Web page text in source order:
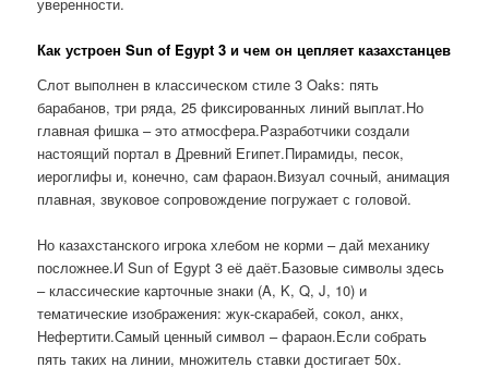
Как устроен Sun of Egypt 3 и чем он цепляет казахстанцев
Слот выполнен в классическом стиле 3 Oaks: пять
барабанов, три ряда, 25 фиксированных линий выплат.Но
главная фишка – это атмосфера.Разработчики создали
настоящий портал в Древний Египет.Пирамиды, песок,
иероглифы и, конечно, сам фараон.Визуал сочный, анимация
плавная, звуковое сопровождение погружает с головой.
Но казахстанского игрока хлебом не корми – дай механику
посложнее.И Sun of Egypt 3 её даёт.Базовые символы здесь
– классические карточные знаки (A, K, Q, J, 10) и
тематические изображения: жук-скарабей, сокол, анкх,
Нефертити.Самый ценный символ – фараон.Если собрать
пять таких на линии, множитель ставки достигает 50x.